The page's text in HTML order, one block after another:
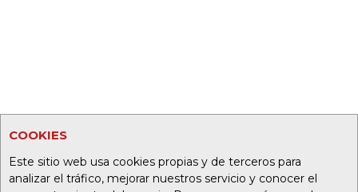
COOKIES
Este sitio web usa cookies propias y de terceros para
analizar el tráfico, mejorar nuestros servicio y conocer el